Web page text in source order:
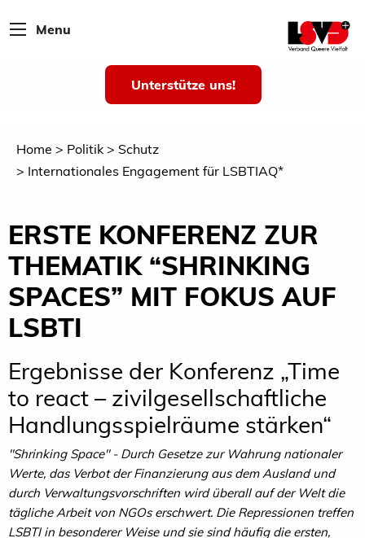
Menu
Unterstütze uns!
Home Politik
Schutz
Internationales Engagement für LSBTIAQ*
ERSTE KONFERENZ ZUR
THEMATIK “SHRINKING
SPACES” MIT FOKUS AUF
LSBTI
Ergebnisse der Konferenz „Time
to react – zivilgesellschaftliche
Handlungsspielräume stärken“
"Shrinking Space" - Durch Gesetze zur Wahrung nationaler
Werte, das Verbot der Finanzierung aus dem Ausland und
durch Verwaltungsvorschriften wird überall auf der Welt die
tägliche Arbeit von NGOs erschwert. Die Repressionen treffen
LSBTIin besonderer Weise und sie sind häufig die ersten,